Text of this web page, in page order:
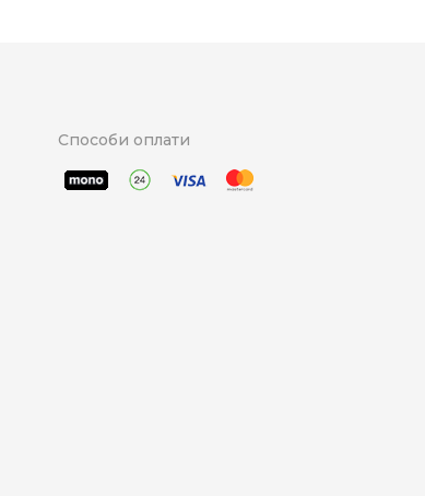
Способи оплати